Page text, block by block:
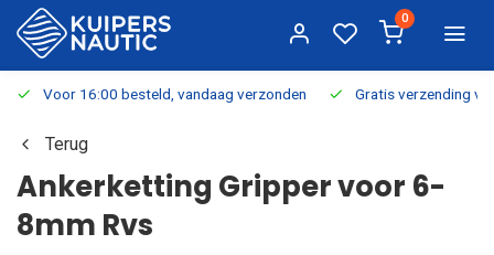
0
Voor 16:00 besteld, vandaag verzonden Gratis verzending
Terug
Ankerketting Gripper voor 6-
8mm Rvs